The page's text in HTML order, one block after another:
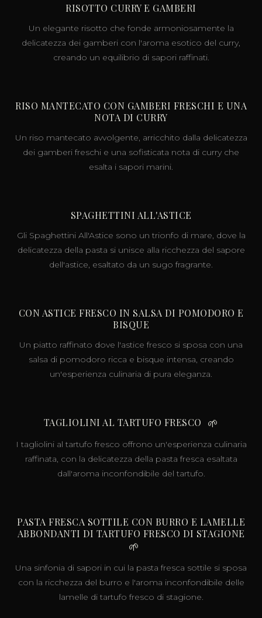
RISOTTO CURRY E GAMBERI
Un elegante risotto che fonde armoniosamente la
delicatezza dei gamberi con l'aroma esotico del curry,
creando un equilibrio di sapori raffinati.
RISO MANTECATO CON GAMBERI FRESCHI E UNA
NOTA DI CURRY
Un riso mantecato avvolgente, arricchito dalla delicatezza
dei gamberi freschi e una sofisticata nota di curry che
esalta i sapori marini.
SPAGHETTINI ALL'ASTICE
Gli Spaghettini All'Astice sono un trionfo di mare, dove la
delicatezza della pasta si unisce alla ricchezza del sapore
dell'astice, esaltato da un sugo fragrante.
CON ASTICE FRESCO IN SALSA DI POMODORO E
BISQUE
Un piatto raffinato dove l'astice fresco si sposa con una
salsa di pomodoro ricca e bisque intensa, creando
un'esperienza culinaria di pura eleganza.
TAGLIOLINI AL TARTUFO FRESCO 🌱
I tagliolini al tartufo fresco offrono un'esperienza culinaria
raffinata, con la delicatezza della pasta fresca esaltata
dall'aroma inconfondibile del tartufo.
PASTA FRESCA SOTTILE CON BURRO E LAMELLE
ABBONDANTI DI TARTUFO FRESCO DI STAGIONE
🌱
Una sinfonia di sapori in cui la pasta fresca sottile si sposa
con la ricchezza del burro e l'aroma inconfondibile delle
lamelle di tartufo fresco di stagione.